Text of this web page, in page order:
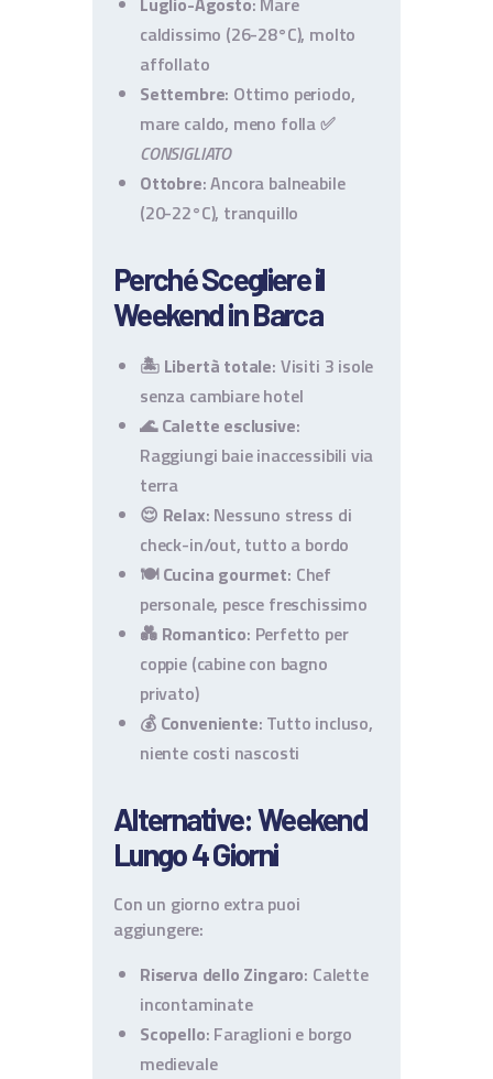
caldissimo (26-28°C), molto
affollato
Settembre: Ottimo periodo,
mare caldo, meno folla ✅
CONSIGLIATO
Ottobre: Ancora balneabile
(20-22°C), tranquillo
Perché Scegliere il
Weekend in Barca
🏝️ Libertà totale: Visiti 3 isole
senza cambiare hotel
🌊Calette esclusive:
Raggiungi baie inaccessibili via
terra
😌 Relax: Nessuno stress di
check-in/out, tutto a bordo
🍽️Cucina gourmet: Chef
personale, pesce freschissimo
💑 Romantico: Perfetto per
coppie (cabine con bagno
privato)
💰 Conveniente: Tutto incluso,
niente costi nascosti
Alternative: Weekend
Lungo 4 Giorni
Con un giorno extra puoi
aggiungere:
Riserva dello Zingaro: Calette
incontaminate
Scopello: Faraglioni e borgo
medievale